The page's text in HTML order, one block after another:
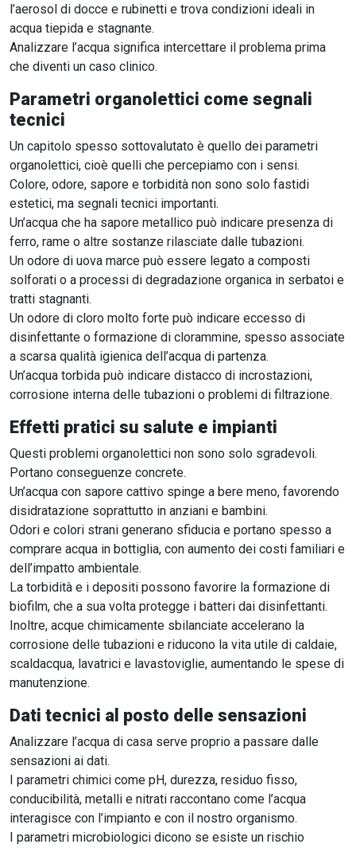
l’aerosol di docce e rubinetti e trova condizioni ideali in
acqua tiepida e stagnante.
Analizzare l’acqua significa intercettare il problema prima
che diventi un caso clinico.
Parametri organolettici come segnali
tecnici
Un capitolo spesso sottovalutato è quello dei parametri
organolettici, cioè quelli che percepiamo con i sensi.
Colore, odore, sapore e torbidità non sono solo fastidi
estetici, ma segnali tecnici importanti.
Un’acqua che ha sapore metallico può indicare presenza di
ferro, rame o altre sostanze rilasciate dalle tubazioni.
Un odore di uova marce può essere legato a composti
solforati o a processi di degradazione organica in serbatoi e
tratti stagnanti.
Un odore di cloro molto forte può indicare eccesso di
disinfettante o formazione di clorammine, spesso associate
a scarsa qualità igienica dell’acqua di partenza.
Un’acqua torbida può indicare distacco di incrostazioni,
corrosione interna delle tubazioni o problemi di filtrazione.
Effetti pratici su salute e impianti
Questi problemi organolettici non sono solo sgradevoli.
Portano conseguenze concrete.
Un’acqua con sapore cattivo spinge a bere meno, favorendo
disidratazione soprattutto in anziani e bambini.
Odori e colori strani generano sfiducia e portano spesso a
comprare acqua in bottiglia, con aumento dei costi familiari e
dell’impatto ambientale.
La torbidità e i depositi possono favorire la formazione di
biofilm, che a sua volta protegge i batteri dai disinfettanti.
Inoltre, acque chimicamente sbilanciate accelerano la
corrosione delle tubazioni e riducono la vita utile di caldaie,
scaldacqua, lavatrici e lavastoviglie, aumentando le spese di
manutenzione.
Dati tecnici al posto delle sensazioni
Analizzare l’acqua di casa serve proprio a passare dalle
sensazioni ai dati.
I parametri chimici come pH, durezza, residuo fisso,
conducibilità, metalli e nitrati raccontano come l’acqua
interagisce con l’impianto e con il nostro organismo.
I parametri microbiologici dicono se esiste un rischio